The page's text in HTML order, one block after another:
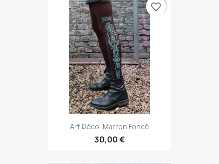
Art Déco, Marron Foncé
30,00 €
favorite_border